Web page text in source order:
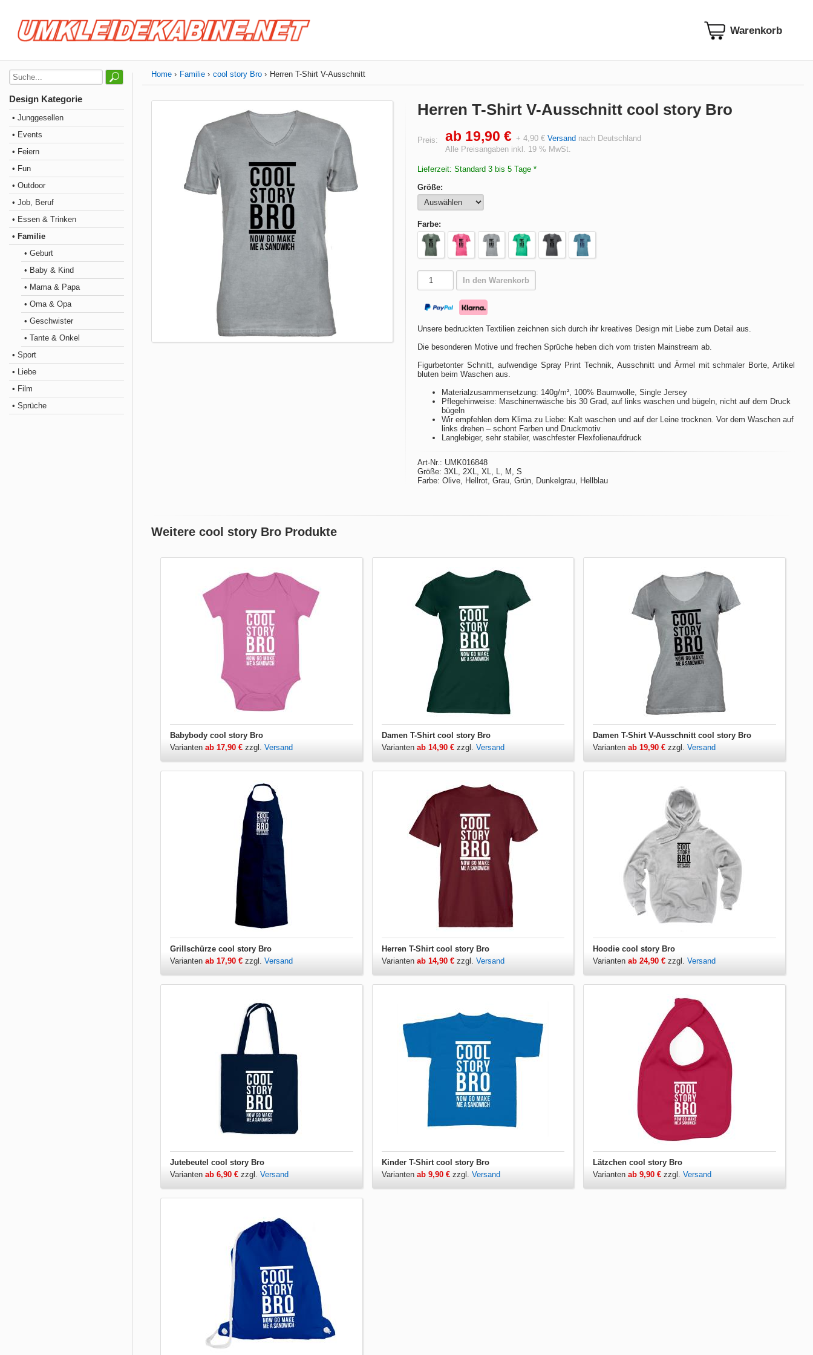
Design Kategorie
• Junggesellen
• Events
• Feiern
• Fun
• Outdoor
• Job, Beruf
• Essen & Trinken
• Familie
• Geburt
• Baby & Kind
• Mama & Papa
• Oma & Opa
• Geschwister
• Tante & Onkel
• Sport
• Liebe
• Film
• Sprüche
Home Familie cool story Bro Herren T-Shirt V-Ausschnitt
Herren T-Shirt V-Ausschnitt cool story Bro
Preis: ab 19,90 € + 4,90 € Versand nach Deutschland
Alle Preisangaben inkl. 19 % MwSt.
Lieferzeit: Standard 3 bis 5 Tage *
Größe:
Farbe:
In den Warenkorb
Unsere bedruckten Textilien zeichnen sich durch ihr kreatives Design mit Liebe zum Detail aus.
Die besonderen Motive und frechen Sprüche heben dich vom tristen Mainstream ab.
Figurbetonter Schnitt, aufwendige Spray Print Technik, Ausschnitt und Ärmel mit schmaler Borte, Artikel
bluten beim Waschen aus.
Materialzusammensetzung: 140g/m², 100% Baumwolle, Single Jersey
Pflegehinweise: Maschinenwäsche bis 30 Grad, auf links waschen und bügeln, nicht auf dem Druck
bügeln
Wir empfehlen dem Klima zu Liebe: Kalt waschen und auf der Leine trocknen. Vor dem Waschen auf
links drehen – schont Farben und Druckmotiv
Langlebiger, sehr stabiler, waschfester Flexfolienaufdruck
Art-Nr.: UMK016848
Größe: 3XL, 2XL, XL, L, M, S
Farbe: Olive, Hellrot, Grau, Grün, Dunkelgrau, Hellblau
Weitere cool story Bro Produkte
Babybody cool story Bro
Varianten ab 17,90 € zzgl. Versand
Damen T-Shirt cool story Bro
Varianten ab 14,90 €zzgl. Versand
Damen T-Shirt V-Ausschnitt cool story Bro
Variantenab 19,90 € zzgl.Versand
Grillschürze cool story Bro
Varianten ab 17,90 € zzgl. Versand
Herren T-Shirt cool story Bro
Varianten ab 14,90 €zzgl. Versand
Hoodie cool story Bro
Variantenab 24,90 € zzgl.Versand
Jutebeutel cool story Bro
Varianten ab 6,90 € zzgl. Versand
Kinder T-Shirt cool story Bro
Varianten ab 9,90 €zzgl. Versand
Lätzchen cool story Bro
Variantenab 9,90 € zzgl.Versand